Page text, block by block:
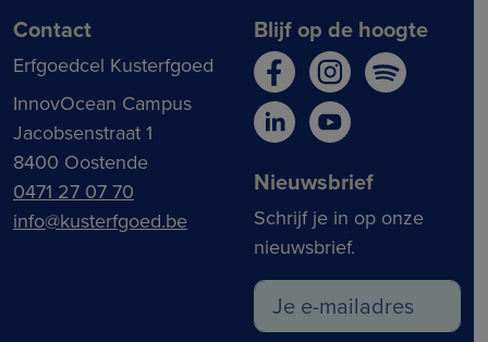
Contact
Erfgoedcel Kusterfgoed
InnovOcean Campus
Jacobsenstraat 1
8400 Oostende
0471 27 07 70
info@kusterfgoed.be
Blijf op de hoogte
Nieuwsbrief
Schrijf je in op onze
nieuwsbrief.